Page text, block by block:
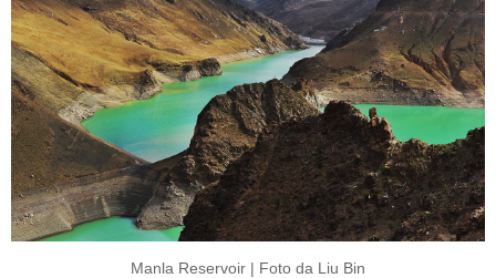
Manla Reservoir | Foto da Liu Bin